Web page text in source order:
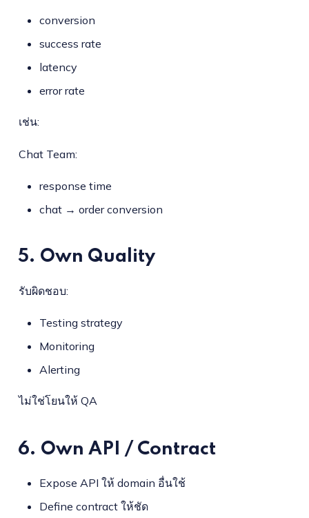
conversion
success rate
latency
error rate
เช่น:
Chat Team:
response time
chat → order conversion
5. Own Quality
รับผิดชอบ:
Testing strategy
Monitoring
Alerting
ไม่ใช่โยนให้ QA
6. Own API / Contract
Expose API ให้ domain อื่นใช้
Define contract ให้ชัด